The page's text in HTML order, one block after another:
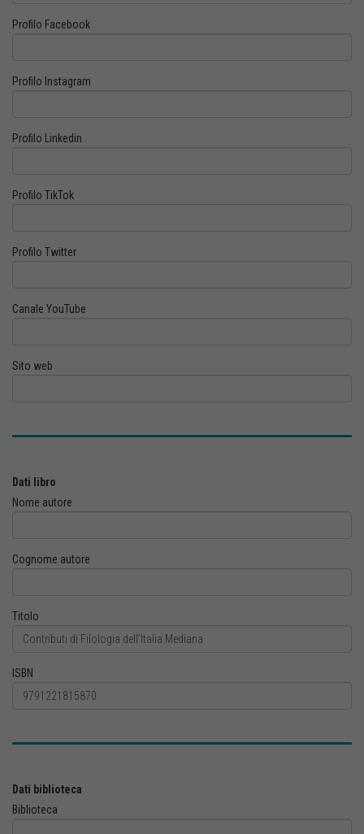
Profilo Facebook
Profilo Instagram
Profilo Linkedin
Profilo TikTok
Profilo Twitter
Canale YouTube
Sito web
Dati libro
Nome autore
Cognome autore
Titolo
ISBN
Dati biblioteca
Biblioteca